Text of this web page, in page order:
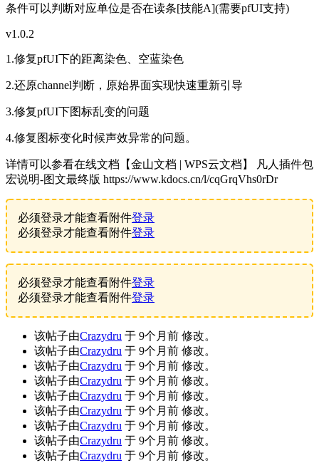
条件可以判断对应单位是否在读条[技能A](需要pfUI支持)
v1.0.2
1.修复pfUI下的距离染色、空蓝染色
2.还原channel判断，原始界面实现快速重新引导
3.修复pfUI下图标乱变的问题
4.修复图标变化时候声效异常的问题。
详情可以参看在线文档【金山文档 | WPS云文档】 凡人插件包
宏说明-图文最终版 https://www.kdocs.cn/l/cqGrqVhs0rDr
必须登录才能查看附件登录
必须登录才能查看附件登录
必须登录才能查看附件登录
必须登录才能查看附件登录
该帖子由Crazydru 于 9个月前 修改。
该帖子由Crazydru 于 9个月前 修改。
该帖子由Crazydru 于 9个月前 修改。
该帖子由Crazydru 于 9个月前 修改。
该帖子由Crazydru 于 9个月前 修改。
该帖子由Crazydru 于 9个月前 修改。
该帖子由Crazydru 于 9个月前 修改。
该帖子由Crazydru 于 9个月前 修改。
该帖子由Crazydru 于 9个月前 修改。